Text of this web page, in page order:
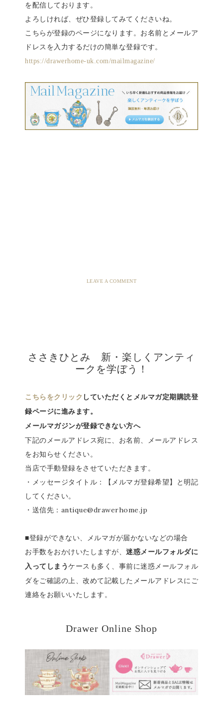
を配信しております。
よろしければ、ぜひ登録してみてくださいね。
こちらが登録のページになります。お名前とメールア
ドレスを入力するだけの簡単な登録です。
https://drawerhome-uk.com/mailmagazine/
LEAVE A COMMENT
ささきひとみ 新・楽しくアンティ
ークを学ぼう！
こちらをクリック していただくとメルマガ定期購読登
録ページに進みます。
メールマガジンが登録できない方へ
下記のメールアドレス宛に、お名前、メールアドレス
をお知らせください。
当店で手動登録をさせていただきます。
・メッセージタイトル：【メルマガ登録希望】と明記
してください。
・送信先：antique@drawerhome.jp
■登録ができない、メルマガが届かないなどの場合
お手数をおかけいたしますが、 迷惑メールフォルダに
入ってしまう ケースも多く、事前に迷惑メールフォル
ダをご確認の上、改めて記載したメールアドレスにご
連絡をお願いいたします。
Drawer Online Shop